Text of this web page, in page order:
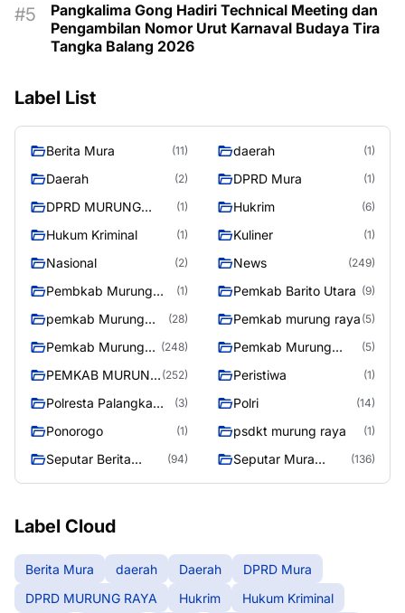
Pangkalima Gong Hadiri Technical Meeting dan
Pengambilan Nomor Urut Karnaval Budaya Tira
Tangka Balang 2026
Label List
Berita Mura (11) daerah (1)
Daerah (2) DPRD Mura (1)
DPRD MURUNG
(1) Hukrim (6)
Hukum Kriminal (1) Kuliner (1)
Nasional (2) News (249)
Pembkab Murung
(1) Pemkab Barito Utara (9)
pemkab Murung
(28) Pemkab murung raya (5)
Pemkab Murung
(248)
Pemkab Murung
(5)
PEMKAB MURUNG (252) Peristiwa (1)
Polresta Palangka
(3) Polri (14)
Ponorogo (1) psdkt murung raya (1)
Seputar Berita
(94)
Seputar Mura
(136)
Label Cloud
Berita Mura daerah Daerah
DPRD Mura
DPRD MURUNG RAYA
Hukrim
Hukum Kriminal